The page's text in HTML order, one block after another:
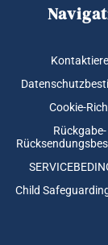
Cookie-
Child